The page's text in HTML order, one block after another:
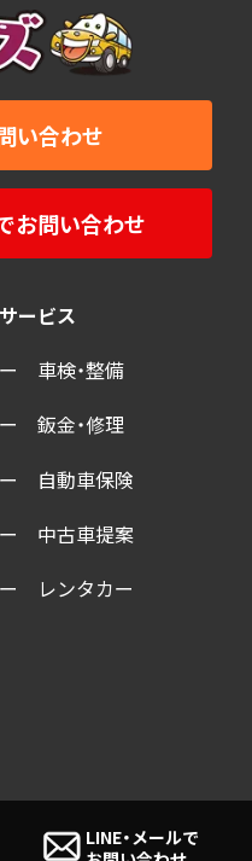
LINE・メールで
い合わせ
お問い合わせ
サービス
車検・整備
鈑金・修理
自動車保険
中古車提案
レンタカー